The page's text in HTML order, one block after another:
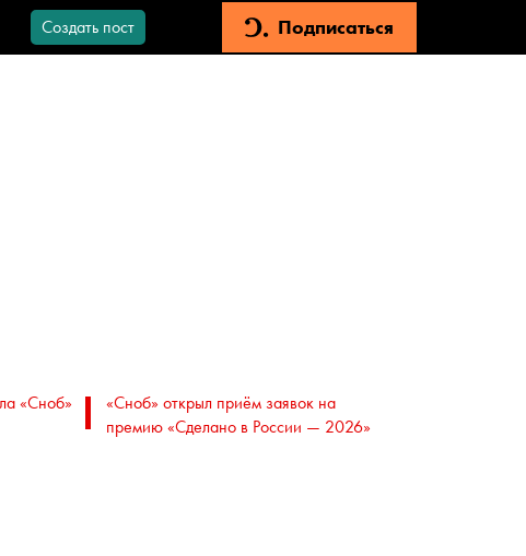
Создать пост Подписаться
«Сноб»
«Сноб» открыл приём заявок на
премию «Сделано в России — 2026»